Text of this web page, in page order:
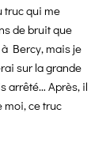
truc qui me
de bruit que
Bercy, mais je
sur la grande
arrêté… Après, il
moi, ce truc